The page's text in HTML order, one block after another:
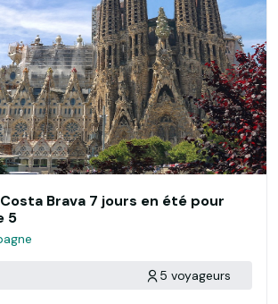
Brava 7 jours en été pour
5
5 voyageurs